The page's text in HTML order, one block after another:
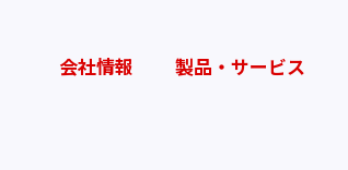
会社情報 製品・サービス